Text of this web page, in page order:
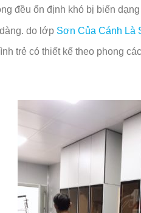
đều ổn định khó bị biến dạng
do lớpSơn Của Cánh Là
trẻ có thiết kế theo phong